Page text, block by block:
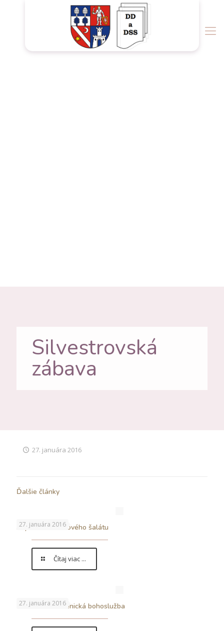
Silvestrovská
zábava
27. januára 2016
Ďalšie články
27. januára 2016
Príprava zemiakového šalátu
Čítaj viac ...
27. januára 2016
Vianočná ekumenická bohoslužba